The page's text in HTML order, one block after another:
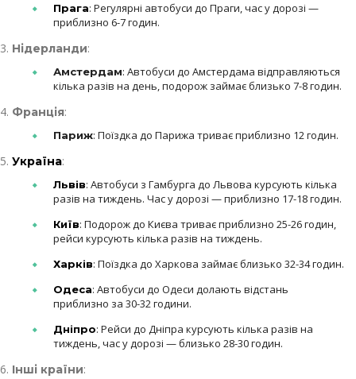
Прага: Регулярні автобуси до Праги, час у дорозі —
приблизно 6-7 годин.
Нідерланди:
Амстердам: Автобуси до Амстердама відправляються
кілька разів на день, подорож займає близько 7-8 годин.
Франція:
Париж: Поїздка до Парижа триває приблизно 12 годин.
Україна:
Львів: Автобуси з Гамбурга до Львова курсують кілька
разів на тиждень. Час у дорозі — приблизно 17-18 годин.
Київ: Подорож до Києва триває приблизно 25-26 годин,
рейси курсують кілька разів на тиждень.
Харків: Поїздка до Харкова займає близько 32-34 годин.
Одеса: Автобуси до Одеси долають відстань
приблизно за 30-32 години.
Дніпро: Рейси до Дніпра курсують кілька разів на
тиждень, час у дорозі — близько 28-30 годин.
Інші країни: